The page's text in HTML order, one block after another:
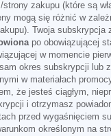
zakupu (które są
mogą się różnić w
Twoja subskrypcja
po obowiązującej
w momencie
okres subskrypcji lub
w materiałach
że jesteś ciągłym,
i otrzymasz
przed wygaśnięciem
określonym na